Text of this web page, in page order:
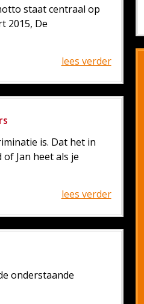
staat centraal op
2015, De
lees verder
is. Dat het in
Jan heet als je
lees verder
onderstaande